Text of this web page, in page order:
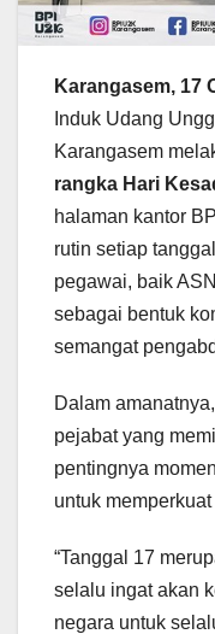
Karangasem, 17
Induk Udang
Karangasem
rangka Hari
halaman kantor
rutin setiap
pegawai, baik
sebagai bentuk
semangat
Dalam amanatnya,
pejabat yang
pentingnya
untuk
“Tanggal 17
selalu ingat akan
negara untuk